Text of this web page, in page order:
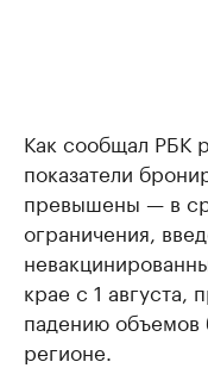
Как сообщал РБК
показатели
превышены — в
ограничения,
крае с 1 августа,
падению объемов
регионе.